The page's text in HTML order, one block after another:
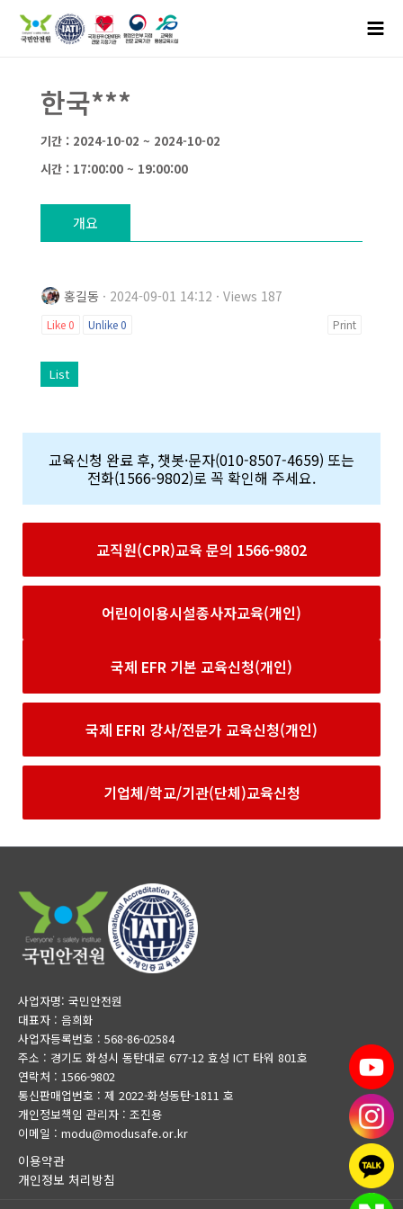
한국***
기간 : 2024-10-02 ~ 2024-10-02
시간 : 17:00:00 ~ 19:00:00
개요
홍길동 · 2024-09-01 14:12 · Views 187
Like 0 Unlike0 Print
List
교육신청 완료 후, 챗봇·문자(010-8507-4659) 또는
전화(1566-9802)로 꼭 확인해 주세요.
교직원(CPR)교육 문의 1566-9802
어린이이용시설종사자교육(개인)
국제 EFR 기본 교육신청(개인)
국제 EFRI 강사/전문가 교육신청(개인)
기업체/학교/기관(단체)교육신청
사업자명: 국민안전원
대표자 : 음희화
사업자등록번호 : 568-86-02584
주소 : 경기도 화성시 동탄대로 677-12 효성 ICT 타워 801호
연락처 : 1566-9802
통신판매업번호 : 제 2022-화성동탄-1811 호
개인정보책임 관리자 : 조진용
이메일 : modu@modusafe.or.kr
이용약관
개인정보 처리방침